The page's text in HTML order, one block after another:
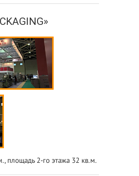
площадь 2-го этажа 32 кв.м.